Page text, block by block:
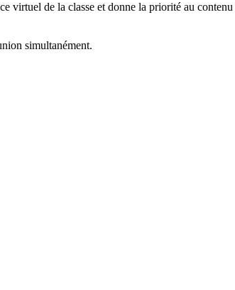
de la classe et donne la priorité au
simultanément.